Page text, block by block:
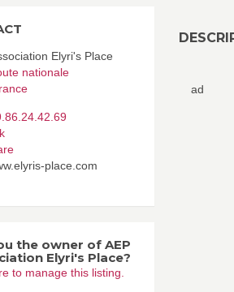
ad
Elyri's Place
nationale
place.com
the owner of AEP
Elyri's Place?
to manage this listing.